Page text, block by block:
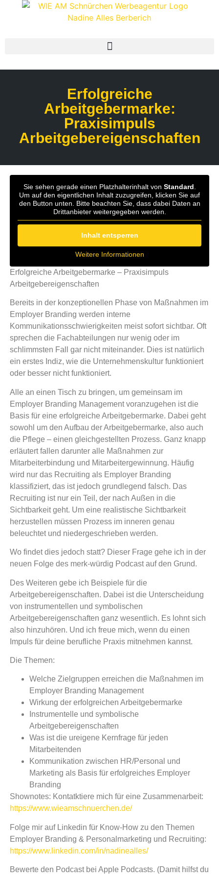
Erfolgreiche
Arbeitgebermarke:
Praxisimpuls
Arbeitgebereigenschaften
Sie sehen gerade einen Platzhalterinhalt von Standard
Um auf den eigentlichen Inhalt zuzugreifen, klicken Sie auf
den Button unten. Bitte beachten Sie, dass dabei Daten an
Drittanbieter weitergegeben werden.
Inhalt entsperren
Weitere Informationen
Erfolgreiche Arbeitgebermarke – Praxisimpuls
Arbeitgebereigenschaften
Bereits in der konzeptionellen Phase von Maßnahmen im
Employer Branding werden interne
Kommunikationsschwierigkeiten meist sofort sichtbar. Oft
sprechen die Fachabteilungen nur wenig oder im
schlimmsten Fall gar nicht miteinander. Dies ist natürlich
ein erstes Indiz, wie die Unternehmenskultur funktioniert
oder besser nicht funktioniert.
Alle an einen Tisch zu bringen, um gemeinsam im
Employer Branding Management voranzugehen ist die
Basis für eine erfolgreiche Arbeitgebermarke. Dabei geht
sowohl um den Aufbau der Arbeitgebermarke, also auch
die Pflege – einen gleichgestellten Prozess. Ganz knapp
erläutert fallen darunter alle Maßnahmen zur
Mitarbeiterbindung und Mitarbeitergewinnung. Häufig
wird nur das Recruiting als Employer Branding
klassifiziert, das ist jedoch grundlegend falsch. Das
Recruiting ist nur ein Teil, der nach Außen in die
Sichtbarkeit geht. Um eine realistische Sichtbarkeit
herzustellen müssen Prozess im inneren genau
beleuchtet und niedergeschrieben werden.
Wo findet dies jedoch statt? Dieser Frage gehe ich in der
neuen Folge des merk-würdig Podcast auf den Grund.
Des Weiteren gebe ich Beispiele für die
Arbeitgebereigenschaften. Dabei ist die Unterscheidung
von instrumentellen und symbolischen
Arbeitgebereigenschaften ganz wesentlich. Es lohnt sich
also hinzuhören. Und ich freue mich, wenn du einen
Impuls für deine berufliche Praxis mitnehmen kannst.
Die Themen:
Welche Zielgruppen erreichen die Maßnahmen im
Employer Branding Management
Wirkung der erfolgreichen Arbeitgebermarke
Instrumentelle und symbolische
Arbeitgebereigenschaften
Was ist die ureigene Kernfrage für jeden
Mitarbeitenden
Kommunikation zwischen HR/Personal und
Marketing als Basis für erfolgreiches Employer
Branding
Shownotes: Kontatktiere mich für eine Zusammenarbeit:
https://www.wieamschnuerchen.de/
Folge mir auf Linkedin für Know-How zu den Themen
Employer Branding & Personalmarketing und Recruiting:
https://www.linkedin.com/in/nadinealles/
Bewerte den Podcast bei Apple Podcasts. (Damit hilfst du